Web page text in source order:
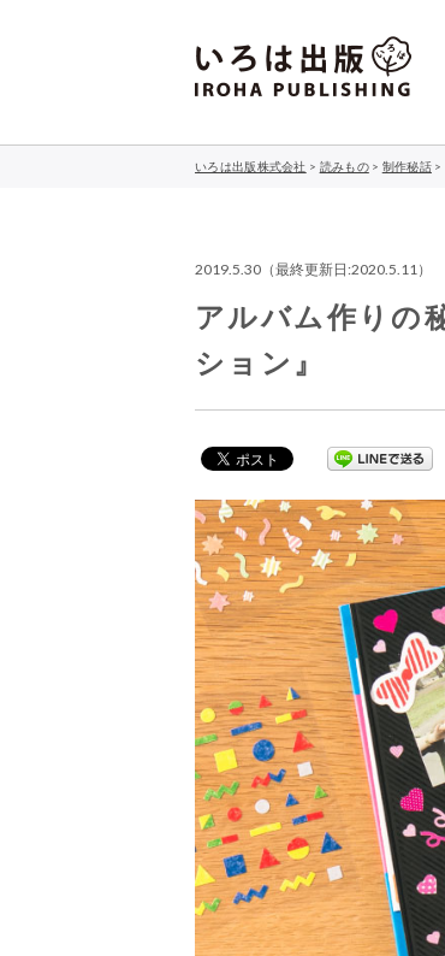
いろは出版株式会社 > 読みもの> 制作秘話>
2019.5.30（最終更新日
アルバム作りの
ション』